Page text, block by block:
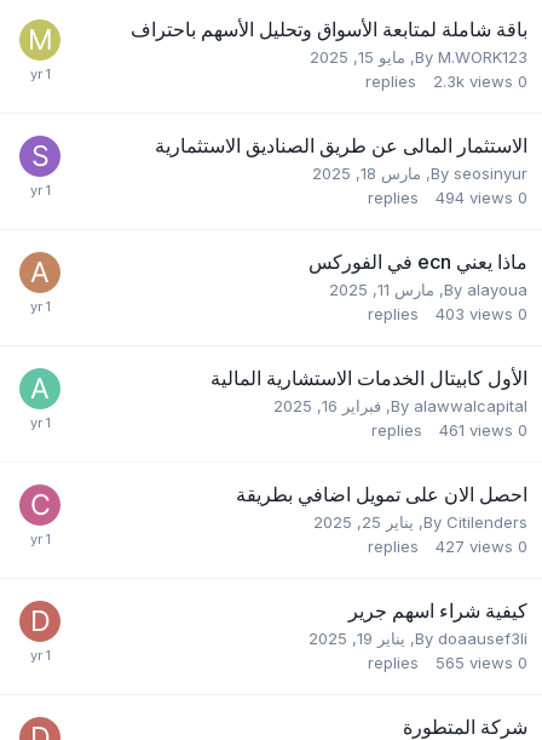
باقة شاملة لمتابعة الأسواق وتحليل الأسهم باحتراف
By M.WORK123
, مايو 15, 2025
0
replies 2.3k views
الاستثمار المالى عن طريق الصناديق الاستثمارية
By seosinyur
, مارس 18, 2025
0
replies 494 views
ماذا يعني ecn في الفوركس
By alayoua
, مارس 11, 2025
0
replies 403 views
الأول كابيتال الخدمات الاستشارية المالية
By alawwalcapital
, فبراير 16, 2025
0
replies 461 views
احصل الان على تمويل اضافي بطريقة
By Citilenders
, يناير 25, 2025
0
replies 427 views
كيفية شراء اسهم جرير
By doaausef3li
, يناير 19, 2025
0
replies 565 views
شركة المتطورة